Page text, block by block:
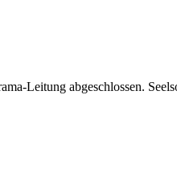
​Leitung abgeschlossen.